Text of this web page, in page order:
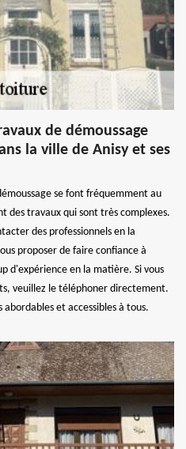
de démoussage
la ville de Anisy et ses
se font fréquemment au
des travaux qui sont très complexes.
des professionnels en la
proposer de faire confiance à
d'expérience en la matière. Si vous
veuillez le téléphoner directement.
et accessibles à tous.